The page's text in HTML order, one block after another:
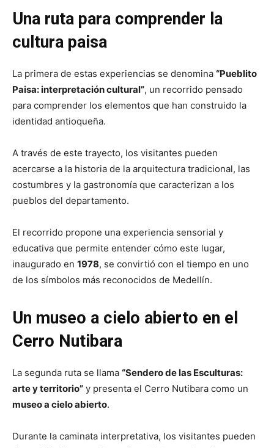
Una ruta para comprender la
cultura paisa
La primera de estas experiencias se denomina “Pueblito
Paisa: interpretación cultural”, un recorrido pensado
para comprender los elementos que han construido la
identidad antioqueña.
A través de este trayecto, los visitantes pueden
acercarse a la historia de la arquitectura tradicional, las
costumbres y la gastronomía que caracterizan a los
pueblos del departamento.
El recorrido propone una experiencia sensorial y
educativa que permite entender cómo este lugar,
inaugurado en 1978, se convirtió con el tiempo en uno
de los símbolos más reconocidos de Medellín.
Un museo a cielo abierto en el
Cerro Nutibara
La segunda ruta se llama “Sendero de las Esculturas:
arte y territorio” y presenta el Cerro Nutibara como un
museo a cielo abierto.
Durante la caminata interpretativa, los visitantes pueden